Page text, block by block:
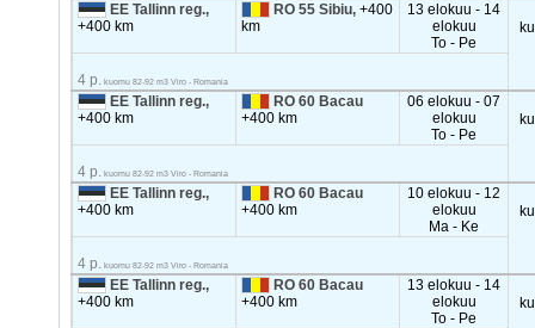
EE Tallinn reg.,
+400 km
RO 55 Sibiu,+400
km
13 elokuu - 14
elokuu
To - Pe
4 p. kuomu 82-92 m3 Viro - Romania
EE Tallinn reg.,
+400 km
RO 60 Bacau
+400 km
06 elokuu - 07
elokuu
To - Pe
4 p. kuomu 82-92 m3 Viro - Romania
EE Tallinn reg.,
+400 km
RO 60 Bacau
+400 km
10 elokuu - 12
elokuu
Ma - Ke
4 p. kuomu 82-92 m3 Viro - Romania
EE Tallinn reg.,
+400 km
RO 60 Bacau
+400 km
13 elokuu - 14
elokuu
To - Pe